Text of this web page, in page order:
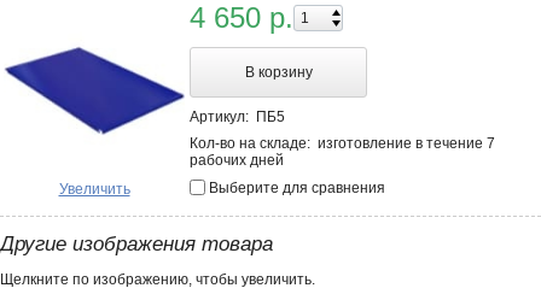
Увеличить
4 650 р.
В корзину
Артикул: ПБ5
Кол-во на складе: изготовление в течение 7
рабочих дней
Выберите для сравнения
Другие изображения товара
Щелкните по изображению, чтобы увеличить.